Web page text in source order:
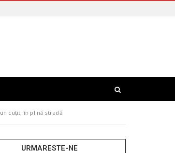
cuțit, în plină stradă
URMARESTE-NE